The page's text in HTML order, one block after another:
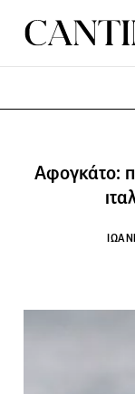
Αφογκάτο: